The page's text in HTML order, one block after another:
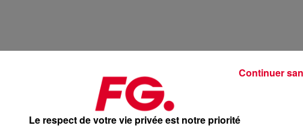
Le respect de votre vie privée est notre priorité
Continuer